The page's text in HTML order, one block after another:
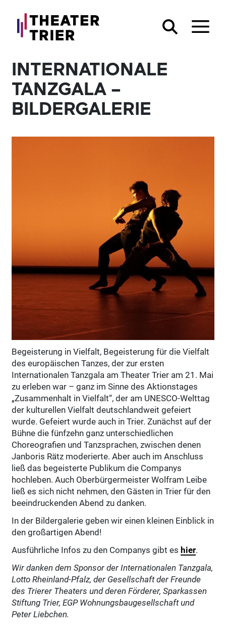
INTERNATIONALE
TANZGALA –
BILDERGALERIE
Begeisterung in Vielfalt, Begeisterung für die Vielfalt
des europäischen Tanzes, der zur ersten
Internationalen Tanzgala am Theater Trier am 21. Mai
zu erleben war – ganz im Sinne des Aktionstages
„Zusammenhalt in Vielfalt“, der am UNESCO-Welttag
der kulturellen Vielfalt deutschlandweit gefeiert
wurde. Gefeiert wurde auch in Trier. Zunächst auf der
Bühne die fünfzehn ganz unterschiedlichen
Choreografien und Tanzsprachen, zwischen denen
Janboris Rätz moderierte. Aber auch im Anschluss
ließ das begeisterte Publikum die Companys
hochleben. Auch Oberbürgermeister Wolfram Leibe
ließ es sich nicht nehmen, den Gästen in Trier für den
beeindruckenden Abend zu danken.
In der Bildergalerie geben wir einen kleinen Einblick in
den großartigen Abend!
Ausführliche Infos zu den Companys gibt es hier.
Wir danken dem Sponsor der Internationalen Tanzgala,
Lotto Rheinland-Pfalz, der Gesellschaft der Freunde
des Trierer Theaters und deren Förderer, Sparkassen
Stiftung Trier, EGP Wohnungsbaugesellschaft und
Peter Liebchen.